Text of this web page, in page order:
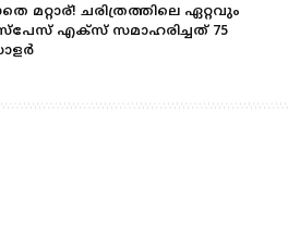
മറ്റാര്! ചരിത്രത്തിലെ ഏറ്റവും
സ്പേസ് എക്സ് സമാഹരിച്ചത് 75